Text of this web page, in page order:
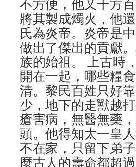
不方便，他又千方
將其製成燭火，他
氏為炎帝。炎帝是
做出了傑出的貢獻
族的始祖。 上古時
開在一起，哪些糧
清。黎民百姓只好
少，地下的走獸越
瘡害病，無醫無藥
頭。他得知太一皇
不在家，只留下弟
麼古人的壽命都超